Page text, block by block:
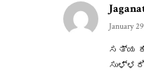
January
ಸತ್ಯ